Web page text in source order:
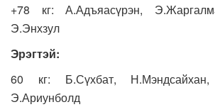
+78 кг: А.Адъяасүрэн,
Э.Энхзул
Эрэгтэй:
60 кг: Б.Сүхбат, Н.Мэндсайхан,
Э.Ариунболд